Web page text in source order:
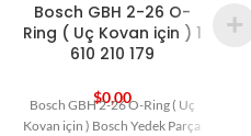
Bosch GBH 2-26 O-
Ring ( Uç Kovan için ) 1
610 210 179
$0,00
Bosch GBH 2-26 O-Ring ( Uç
Kovan için ) Bosch Yedek Parça